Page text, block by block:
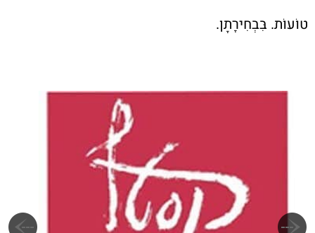
טוֹעוֹת. בִּבְחִירָתָן.